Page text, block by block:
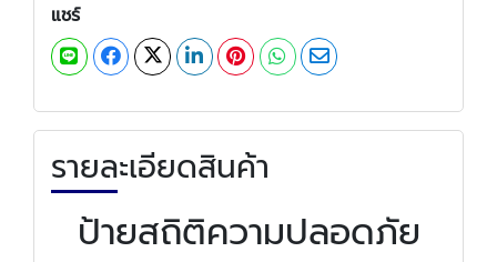
แชร์
รายละเอียดสินค้า
ป้ายสถิติความปลอดภัย